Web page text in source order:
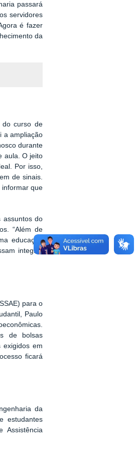
passará
servidores
é fazer
da
do curso de
a ampliação
durante
aula. O jeito
Por isso,
de sinais.
informar que
assuntos do
“Além de
educação
integrar
para o
Paulo
de bolsas
exigidos em
ficará
da
estudantes
Assistência